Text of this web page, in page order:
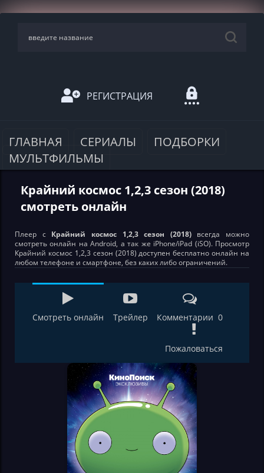
РЕГИСТРАЦИЯ
ГЛАВНАЯ СЕРИАЛЫ
ПОДБОРКИ
МУЛЬТФИЛЬМЫ
Крайний космос 1,2,3 сезон (2018)
смотреть онлайн
Плеер с Крайний космос 1,2,3 сезон (2018)всегда можно
смотреть онлайн на Android, а так же iPhone/iPad (iSO). Просмотр
Крайний космос 1,2,3 сезон (2018) доступен бесплатно онлайн на
любом телефоне и смартфоне, без каких либо ограничений.
Смотреть онлайн Трейлер Комментарии 0
Пожаловаться